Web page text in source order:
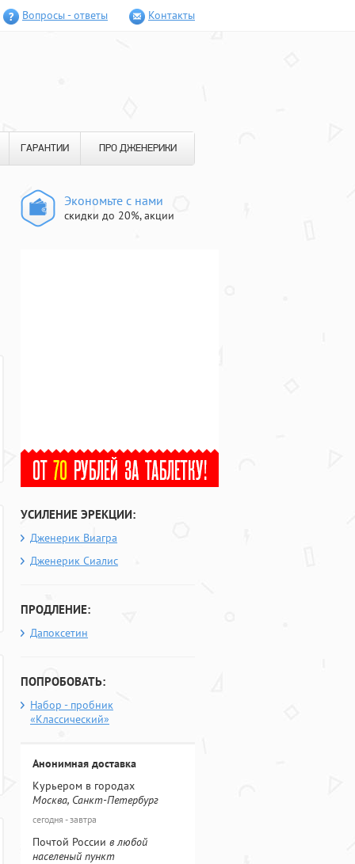
Вопросы - ответы Контакты
ГАРАНТИИ ПРО ДЖЕНЕРИКИ
Экономьте с нами
скидки до 20%, акции
УСИЛЕНИЕ ЭРЕКЦИИ:
Дженерик Виагра
Дженерик Сиалис
ПРОДЛЕНИЕ:
Дапоксетин
ПОПРОБОВАТЬ:
Набор - пробник
«Классический»
Анонимная доставка
Курьером в городах
Москва, Санкт-Петербург
сегодня - завтра
Почтой России в любой
населеный пункт